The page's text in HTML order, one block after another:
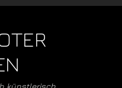
künstlerisch